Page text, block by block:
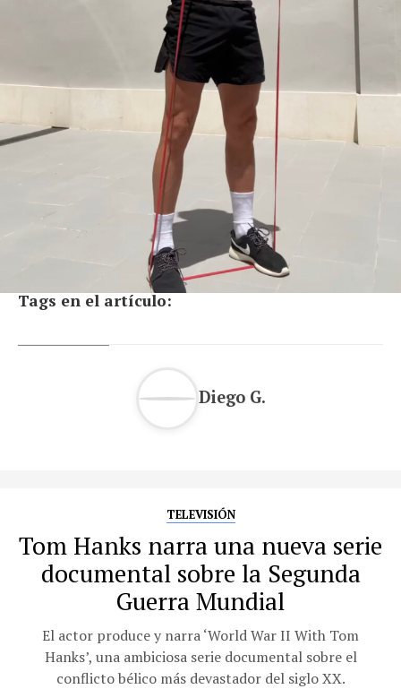
Tags en el artículo:
Diego G.
TELEVISIÓN
Tom Hanks narra una nueva serie
documental sobre la Segunda
Guerra Mundial
El actor produce y narra ‘World War II With Tom
Hanks’, una ambiciosa serie documental sobre el
conflicto bélico más devastador del siglo XX.